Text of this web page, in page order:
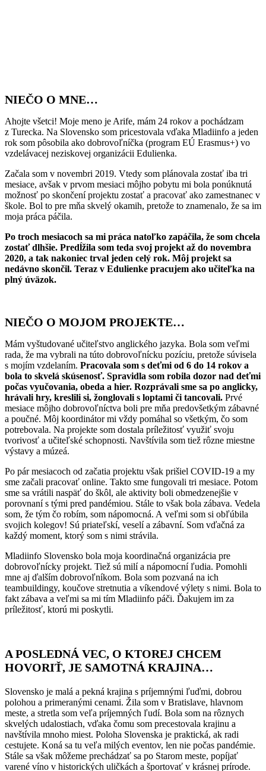
NIEČO O MNE…
Ahojte všetci! Moje meno je Arife, mám 24 rokov a pochádzam
z Turecka. Na Slovensko som pricestovala vďaka Mladiinfo a jeden
rok som pôsobila ako dobrovoľníčka (program EÚ Erasmus+) vo
vzdelávacej neziskovej organizácii Edulienka.
Začala som v novembri 2019. Vtedy som plánovala zostať iba tri
mesiace, avšak v prvom mesiaci môjho pobytu mi bola ponúknutá
možnosť po skončení projektu zostať a pracovať ako zamestnanec v
škole. Bol to pre mňa skvelý okamih, pretože to znamenalo, že sa im
moja práca páčila.
Po troch mesiacoch sa mi práca natoľko zapáčila, že som chcela
zostať dlhšie. Predĺžila som teda svoj projekt až do novembra
2020, a tak nakoniec trval jeden celý rok. Môj projekt sa
nedávno skončil. Teraz v Edulienke pracujem ako učiteľka na
plný úväzok.
NIEČO O MOJOM PROJEKTE…
Mám vyštudované učiteľstvo anglického jazyka. Bola som veľmi
rada, že ma vybrali na túto dobrovoľnícku pozíciu, pretože súvisela
s mojím vzdelaním. Pracovala som s deťmi od 6 do 14 rokov a
bola to skvelá skúsenosť. Spravidla som robila dozor nad deťmi
počas vyučovania, obeda a hier. Rozprávali sme sa po anglicky,
hrávali hry, kreslili si, žonglovali s loptami či tancovali. Prvé
mesiace môjho dobrovoľníctva boli pre mňa predovšetkým zábavné
a poučné. Môj koordinátor mi vždy pomáhal so všetkým, čo som
potrebovala. Na projekte som dostala príležitosť využiť svoju
tvorivosť a učiteľské schopnosti. Navštívila som tiež rôzne miestne
výstavy a múzeá.
Po pár mesiacoch od začatia projektu však prišiel COVID-19 a my
sme začali pracovať online. Takto sme fungovali tri mesiace. Potom
sme sa vrátili naspäť do škôl, ale aktivity boli obmedzenejšie v
porovnaní s tými pred pandémiou. Stále to však bola zábava. Vedela
som, že tým čo robím, som nápomocná. A veľmi som si obľúbila
svojich kolegov! Sú priateľskí, veselí a zábavní. Som vďačná za
každý moment, ktorý som s nimi strávila.
Mladiinfo Slovensko bola moja koordinačná organizácia pre
dobrovoľnícky projekt. Tiež sú milí a nápomocní ľudia. Pomohli
mne aj ďalším dobrovoľníkom. Bola som pozvaná na ich
teambuildingy, koučove stretnutia a víkendové výlety s nimi. Bola to
fakt zábava a veľmi sa mi tím Mladiinfo páči. Ďakujem im za
príležitosť, ktorú mi poskytli.
A POSLEDNÁ VEC, O KTOREJ CHCEM
HOVORIŤ, JE SAMOTNÁ KRAJINA…
Slovensko je malá a pekná krajina s príjemnými ľuďmi, dobrou
polohou a primeranými cenami. Žila som v Bratislave, hlavnom
meste, a stretla som veľa príjemných ľudí. Bola som na rôznych
skvelých udalostiach, vďaka čomu som precestovala krajinu a
navštívila mnoho miest. Poloha Slovenska je praktická, ak radi
cestujete. Koná sa tu veľa milých eventov, len nie počas pandémie.
Stále sa však môžeme prechádzať sa po Starom meste, popíjať
varené víno v historických uličkách a športovať v krásnej prírode.